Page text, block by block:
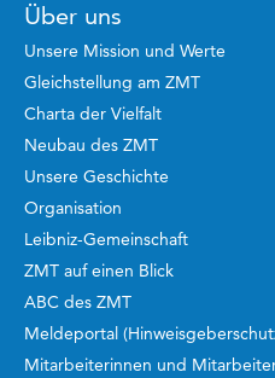
Über uns
Unsere Mission und Werte
Gleichstellung am ZMT
Charta der Vielfalt
Neubau des ZMT
Unsere Geschichte
Organisation
Leibniz-Gemeinschaft
ZMT auf einen Blick
ABC des ZMT
Meldeportal
Mitarbeiterinnen und